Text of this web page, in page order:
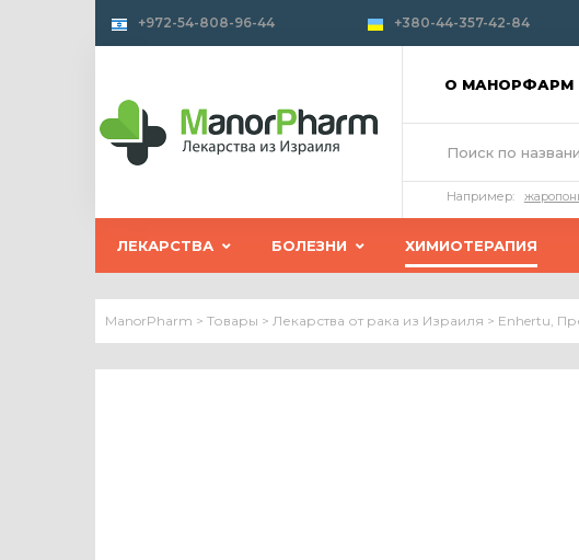
+972-54-808-96-44 +380-44-357-42-84
О МАНОРФАРМ
Например:
ЛЕКАРСТВА БОЛЕЗНИ ХИМИОТЕРАПИЯ
ManorPharm > Товары > Лекарства от рака из Израиля > Enhertu,